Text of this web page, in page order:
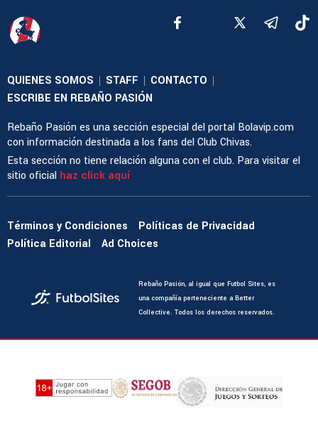
QUIENES SOMOS | STAFF | CONTACTO |
ESCRIBE EN REBAÑO PASIÓN
Rebaño Pasión es una sección especial del portal Bolavip.com
con información destinada a los fans del Club Chivas.
Esta sección no tiene relación alguna con el club. Para visitar el
sitio oficial haz click aquí
Términos y Condiciones
Políticas de Privacidad
Política Editorial
Ad Choices
Rebaño Pasión, al igual que Futbol Sites, es
una compañía perteneciente a Better
Collective. Todos los derechos reservados.